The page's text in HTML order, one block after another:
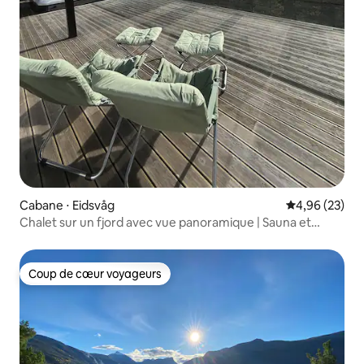
Cabane ⋅ Eidsvåg Évaluation
4,96 (23)
Chalet sur un fjord avec vue panoramique | Sauna et
Coup de cœur voyageurs
Coup de cœur voyageurs